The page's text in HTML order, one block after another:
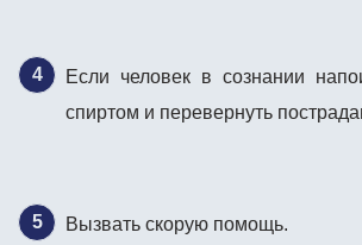
Если человек в сознании
спиртом и перевернуть
Вызвать скорую помощь.